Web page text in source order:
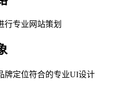
行专业网站策划
牌定位符合的专业UI设计